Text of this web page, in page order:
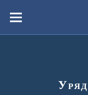
вмістуМеню